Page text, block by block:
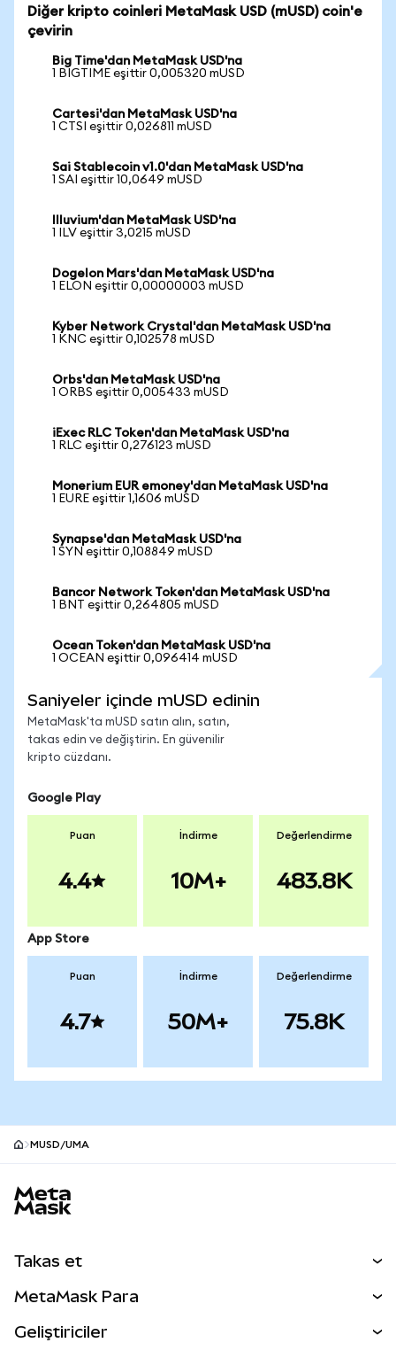
Diğer kripto coinleri MetaMask USD (mUSD) coin'e
çevirin
Big Time'dan MetaMask USD'na
1 BIGTIME eşittir 0,005320 mUSD
Cartesi'dan MetaMask USD'na
1 CTSI eşittir 0,026811 mUSD
Sai Stablecoin v1.0'dan MetaMask USD'na
1 SAI eşittir 10,0649 mUSD
Illuvium'dan MetaMask USD'na
1 ILV eşittir 3,0215 mUSD
Dogelon Mars'dan MetaMask USD'na
1 ELON eşittir 0,00000003 mUSD
Kyber Network Crystal'dan MetaMask USD'na
1 KNC eşittir 0,102578 mUSD
Orbs'dan MetaMask USD'na
1 ORBS eşittir 0,005433 mUSD
iExec RLC Token'dan MetaMask USD'na
1 RLC eşittir 0,276123 mUSD
Monerium EUR emoney'dan MetaMask USD'na
1 EURE eşittir 1,1606 mUSD
Synapse'dan MetaMask USD'na
1 SYN eşittir 0,108849 mUSD
Bancor Network Token'dan MetaMask USD'na
1 BNT eşittir 0,264805 mUSD
Ocean Token'dan MetaMask USD'na
1 OCEAN eşittir 0,096414 mUSD
Saniyeler içinde mUSD edinin
MetaMask'ta mUSD satın alın, satın,
takas edin ve değiştirin. En güvenilir
kripto cüzdanı.
Google Play
Puan
4.4
İndirme
10M+
Değerlendirme
483.8K
App Store
Puan
4.7
İndirme
50M+
Değerlendirme
75.8K
MUSD/UMA
Takas et
Perps
MetaMask Para
Geliştiriciler